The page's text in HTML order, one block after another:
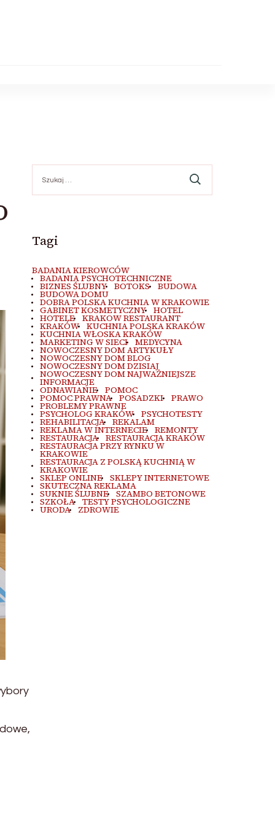
Tagi
BADANIA KIEROWCÓW
BADANIA PSYCHOTECHNICZNE
BIZNES ŚLUBNY BOTOKS BUDOWA
BUDOWA DOMU
DOBRA POLSKA KUCHNIA W KRAKOWIE
GABINET KOSMETYCZNY HOTEL
HOTELE KRAKOW RESTAURANT
KRAKÓW KUCHNIA POLSKA KRAKÓW
KUCHNIA WŁOSKA KRAKÓW
MARKETING W SIECI MEDYCYNA
NOWOCZESNY DOM ARTYKUŁY
NOWOCZESNY DOM BLOG
NOWOCZESNY DOM DZISIAJ
NOWOCZESNY DOM NAJWAŻNIEJSZE
INFORMACJE
ODNAWIANIE POMOC
POMOC PRAWNA POSADZKI PRAWO
PROBLEMY PRAWNE
PSYCHOLOG KRAKÓW PSYCHOTESTY
REHABILITACJA REKALAM
REKLAMA W INTERNECIE REMONTY
RESTAURACJA RESTAURACJA KRAKÓW
RESTAURACJA PRZY RYNKU W
KRAKOWIE
RESTAURACJA Z POLSKĄ KUCHNIĄ W
KRAKOWIE
SKLEP ONLINE SKLEPY INTERNETOWE
SKUTECZNA REKLAMA
SUKNIE ŚLUBNE SZAMBO BETONOWE
SZKOŁA TESTY PSYCHOLOGICZNE
URODA ZDROWIE